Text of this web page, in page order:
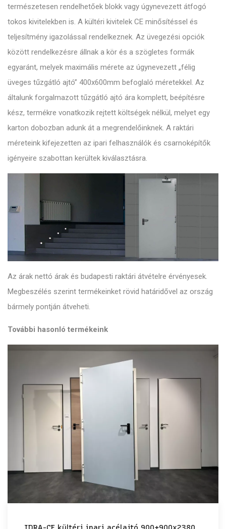
természetesen rendelhetőek blokk vagy úgynevezett átfogó
tokos kivitelekben is. A kültéri kivitelek CE minősítéssel és
teljesítmény igazolással rendelkeznek. Az üvegezési opciók
között rendelkezésre állnak a kör és a szögletes formák
egyaránt, melyek maximális mérete az úgynevezett „félig
üveges tűzgátló ajtó” 400x600mm befoglaló méretekkel. Az
általunk forgalmazott tűzgátló ajtó ára komplett, beépítésre
kész, termékre vonatkozik rejtett költségek nélkül, melyet egy
karton dobozban adunk át a megrendelőinknek. A raktári
méreteink kifejezetten az ipari felhasználók és csarnoképítők
igényeire szabottan kerültek kiválasztásra.
Az árak nettó árak és budapesti raktári átvételre érvényesek.
Megbeszélés szerint termékeinket rövid határidővel az ország
bármely pontján átveheti.
További hasonló termékeink